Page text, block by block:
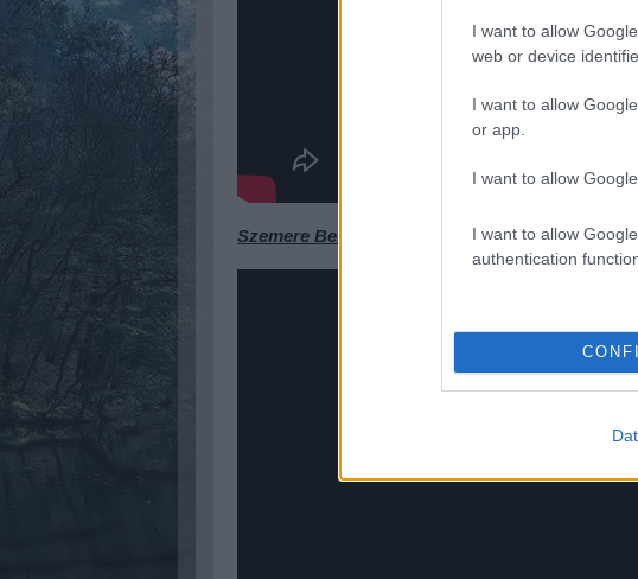
I want to allow
web or device
I want to allow
or app.
I want to allow
I want to allow
authentication
Szemere Bertalan közéleti díj